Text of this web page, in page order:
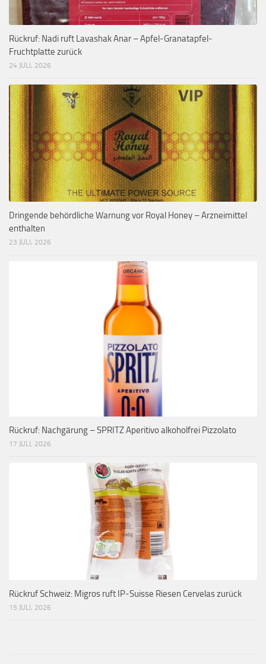
Rückruf: Nadi ruft Lavashak Anar – Apfel-Granatapfel-
Fruchtplatte zurück
24 JULI, 2026
Dringende behördliche Warnung vor Royal Honey – Arzneimittel
enthalten
23 JULI, 2026
Rückruf: Nachgärung – SPRITZ Aperitivo alkoholfrei Pizzolato
17 JULI, 2026
Rückruf Schweiz: Migros ruft IP-Suisse Riesen Cervelas zurück
15 JULI, 2026